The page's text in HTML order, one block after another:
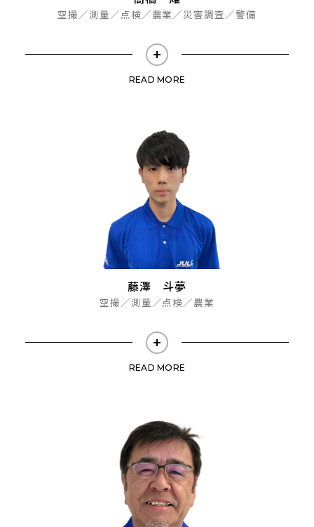
空撮／測量／点検／農業／災害調査／警備
READ MORE
藤澤 斗夢
空撮／測量／点検／農業
READ MORE